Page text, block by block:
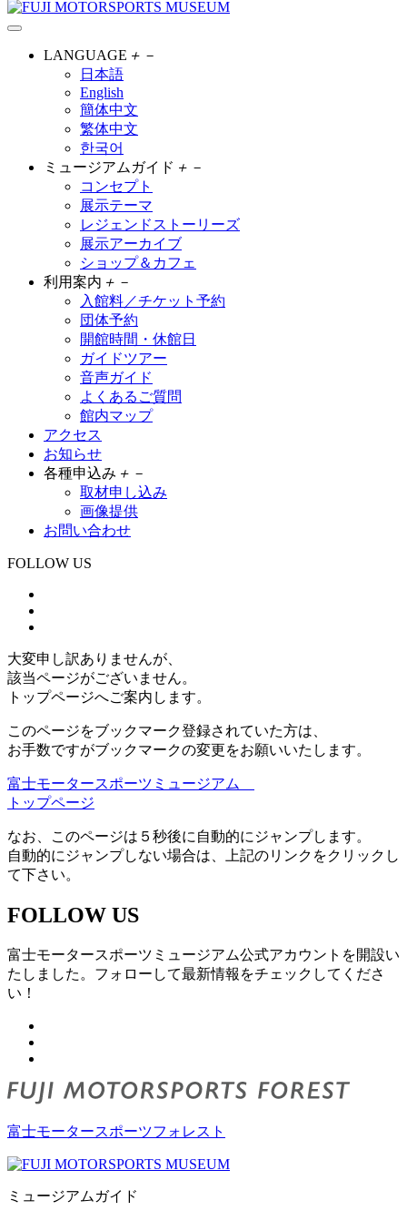
LANGUAGE ＋ －
日本語
English
簡体中文
繁体中文
한국어
ミュージアムガイド ＋ －
コンセプト
展示テーマ
レジェンドストーリーズ
展示アーカイブ
ショップ＆カフェ
利用案内 ＋ －
入館料／チケット予約
団体予約
開館時間・休館日
ガイドツアー
音声ガイド
よくあるご質問
館内マップ
アクセス
お知らせ
各種申込み ＋ －
取材申し込み
画像提供
お問い合わせ
FOLLOW US
大変申し訳ありませんが、
該当ページがございません。
トップページへご案内します。
このページをブックマーク登録されていた方は、
お手数ですがブックマークの変更をお願いいたします。
富士モータースポーツミュージアム
トップページ
なお、このページは５秒後に自動的にジャンプします。
自動的にジャンプしない場合は、上記のリンクをクリックし
て下さい。
FOLLOW US
富士モータースポーツミュージアム公式アカウントを開設い
たしました。フォローして最新情報をチェックしてくださ
い！
富士モータースポーツフォレスト
ミュージアムガイド